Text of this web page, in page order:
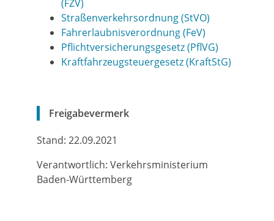
(FZV)
Straßenverkehrsordnung (StVO)
Fahrerlaubnisverordnung (FeV)
Pflichtversicherungsgesetz (PflVG)
Kraftfahrzeugsteuergesetz (KraftStG)
Freigabevermerk
Stand: 22.09.2021
Verantwortlich: Verkehrsministerium
Baden-Württemberg